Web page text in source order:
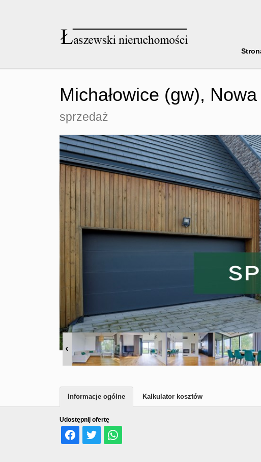
Michałowice (gw),
sprzedaż
Udostępnij ofertę
Informacje ogólne Kalkulator kosztów